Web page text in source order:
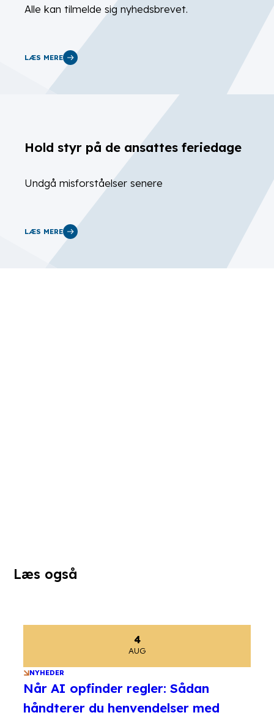
Alle kan tilmelde sig nyhedsbrevet.
LÆS MERE
Hold styr på de ansattes feriedage
Undgå misforståelser senere
LÆS MERE
Læs også
4
AUG
NYHEDER
Når AI opfinder regler: Sådan
håndterer du henvendelser med